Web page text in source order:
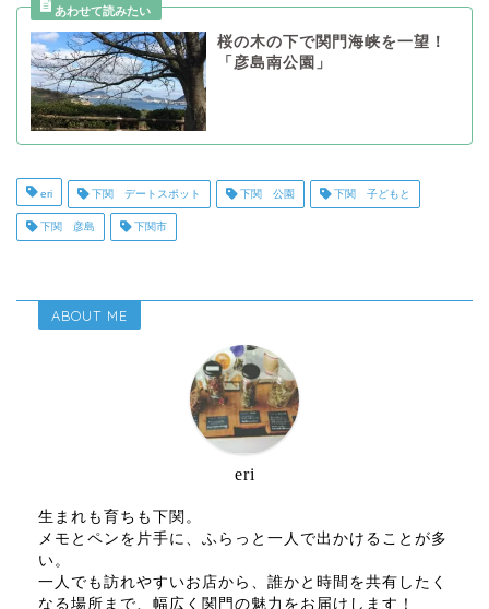
桜の木の下で関門海峡を一望！
「彦島南公園」
eri 下関 デートスポット 下関 公園 下関 子どもと
下関 彦島 下関市
ABOUT ME
eri
生まれも育ちも下関。
メモとペンを片手に、ふらっと一人で出かけることが多
い。
一人でも訪れやすいお店から、誰かと時間を共有したく
なる場所まで、幅広く関門の魅力をお届けします！